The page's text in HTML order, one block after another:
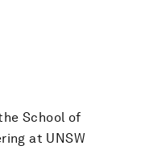
School of
at UNSW